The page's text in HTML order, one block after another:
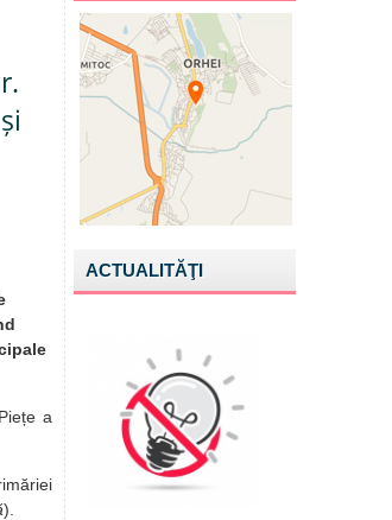
a
).
ACTUALITĂŢI